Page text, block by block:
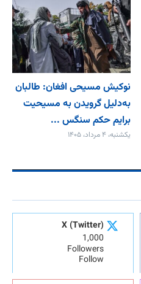
نوکیش مسیحی افغان: طالبان
به‌دلیل گرویدن به مسیحیت
برایم حکم سنگس ...
یکشنبه، ۴ مرداد، ۱۴۰۵
X (Twitter)
1,000
Followers
Follow